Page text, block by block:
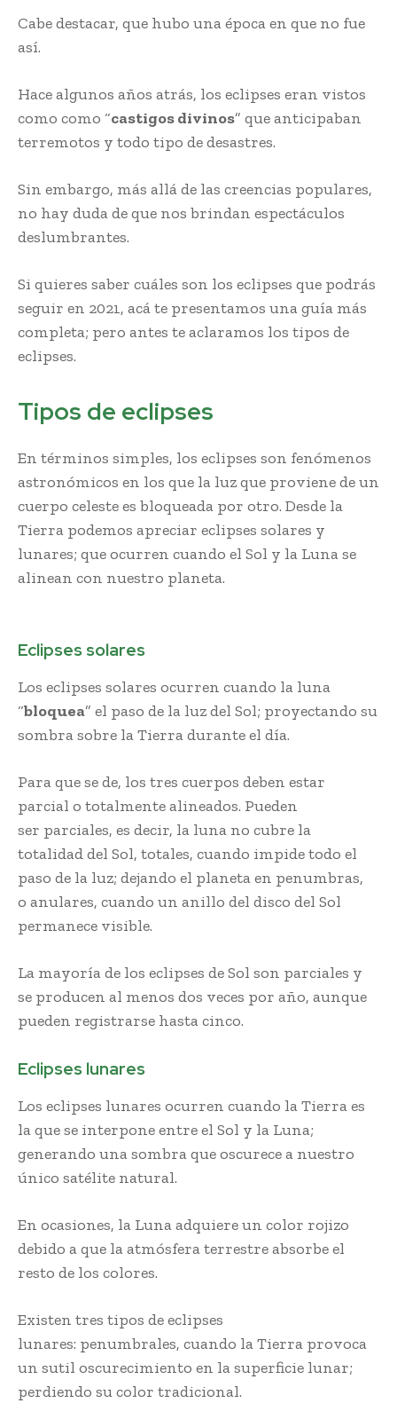
Cabe destacar, que hubo una época en que no fue
así.
Hace algunos años atrás, los eclipses eran vistos
como como “castigos divinos” que anticipaban
terremotos y todo tipo de desastres.
Sin embargo, más allá de las creencias populares,
no hay duda de que nos brindan espectáculos
deslumbrantes.
Si quieres saber cuáles son los eclipses que podrás
seguir en 2021, acá te presentamos una guía más
completa; pero antes te aclaramos los tipos de
eclipses.
Tipos de eclipses
En términos simples, los eclipses son fenómenos
astronómicos en los que la luz que proviene de un
cuerpo celeste es bloqueada por otro. Desde la
Tierra podemos apreciar eclipses solares y
lunares; que ocurren cuando el Sol y la Luna se
alinean con nuestro planeta.
Eclipses solares
Los eclipses solares ocurren cuando la luna
“bloquea” el paso de la luz del Sol; proyectando su
sombra sobre la Tierra durante el día.
Para que se de, los tres cuerpos deben estar
parcial o totalmente alineados. Pueden
ser parciales, es decir, la luna no cubre la
totalidad del Sol, totales, cuando impide todo el
paso de la luz; dejando el planeta en penumbras,
o anulares, cuando un anillo del disco del Sol
permanece visible.
La mayoría de los eclipses de Sol son parciales y
se producen al menos dos veces por año, aunque
pueden registrarse hasta cinco.
Eclipses lunares
Los eclipses lunares ocurren cuando la Tierra es
la que se interpone entre el Sol y la Luna;
generando una sombra que oscurece a nuestro
único satélite natural.
En ocasiones, la Luna adquiere un color rojizo
debido a que la atmósfera terrestre absorbe el
resto de los colores.
Existen tres tipos de eclipses
lunares: penumbrales, cuando la Tierra provoca
un sutil oscurecimiento en la superficie lunar;
perdiendo su color tradicional.